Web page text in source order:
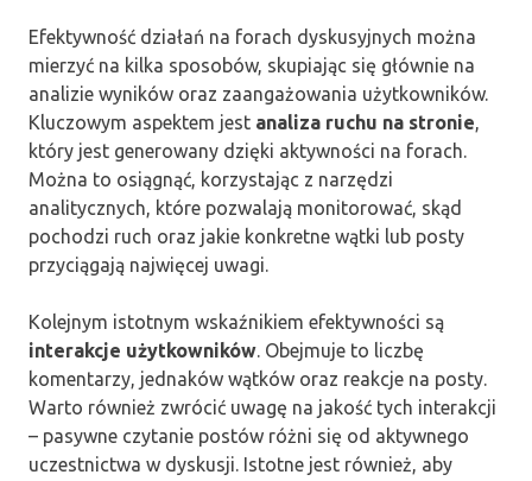
Efektywność działań na forach dyskusyjnych można
mierzyć na kilka sposobów, skupiając się głównie na
analizie wyników oraz zaangażowania użytkowników.
Kluczowym aspektem jest analiza ruchu na stronie,
który jest generowany dzięki aktywności na forach.
Można to osiągnąć, korzystając z narzędzi
analitycznych, które pozwalają monitorować, skąd
pochodzi ruch oraz jakie konkretne wątki lub posty
przyciągają najwięcej uwagi.
Kolejnym istotnym wskaźnikiem efektywności są
interakcje użytkowników. Obejmuje to liczbę
komentarzy, jednaków wątków oraz reakcje na posty.
Warto również zwrócić uwagę na jakość tych interakcji
– pasywne czytanie postów różni się od aktywnego
uczestnictwa w dyskusji. Istotne jest również, aby